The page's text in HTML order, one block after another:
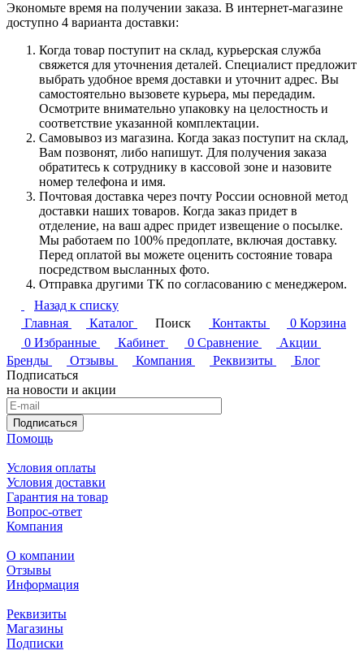
Экономьте время на получении заказа. В интернет-магазине
доступно 4 варианта доставки:
Когда товар поступит на склад, курьерская служба
свяжется для уточнения деталей. Специалист предложит
выбрать удобное время доставки и уточнит адрес. Вы
самостоятельно вызовете курьера, мы передадим.
Осмотрите внимательно упаковку на целостность и
соответствие указанной комплектации.
Самовывоз из магазина. Когда заказ поступит на склад,
Вам позвонят, либо напишут. Для получения заказа
обратитесь к сотруднику в кассовой зоне и назовите
номер телефона и имя.
Почтовая доставка через почту России основной метод
доставки наших товаров. Когда заказ придет в
отделение, на ваш адрес придет извещение о посылке.
Мы работаем по 100% предоплате, включая доставку.
Перед оплатой вы можете оценить состояние товара
посредством высланных фото.
Отправка другими ТК по согласованию с менеджером.
Назад к списку
Главная
Каталог Поиск Контакты 0 Корзина
0 Избранные Кабинет 0 Сравнение
Акции
Бренды
Отзывы Компания Реквизиты
Блог
Подписаться
на новости и акции
Подписаться
Помощь
Условия оплаты
Условия доставки
Гарантия на товар
Вопрос-ответ
Компания
О компании
Отзывы
Информация
Реквизиты
Магазины
Подписки